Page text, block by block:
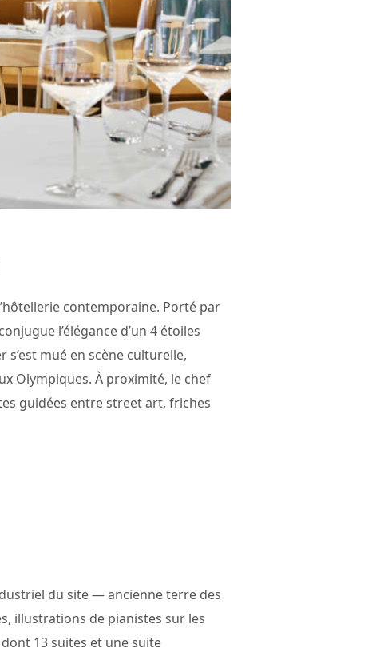
contemporaine. Porté par
l’élégance d’un 4 étoiles
mué en scène culturelle,
Olympiques. À proximité, le chef
guidées entre street art, friches
du site — ancienne terre des
illustrations de pianistes sur les
13 suites et une suite